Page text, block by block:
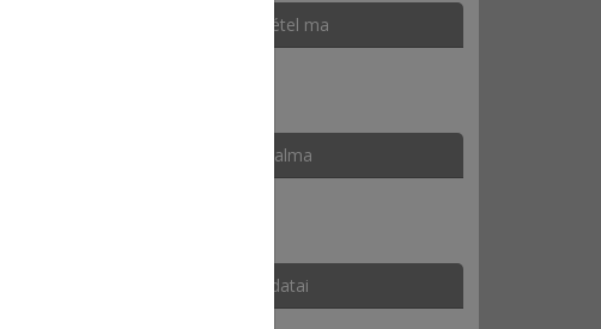
Rendelésfelvétel ma
Kosár tartalma
Kézbesítés adatai